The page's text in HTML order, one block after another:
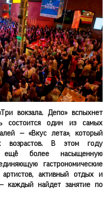
вокзала. Депо» вспыхнет
состоится один из самых
— «Вкус лета», который
возрастов. В этом году
ещё более насыщенную
гастрономические
активный отдых и
каждый найдет занятие по